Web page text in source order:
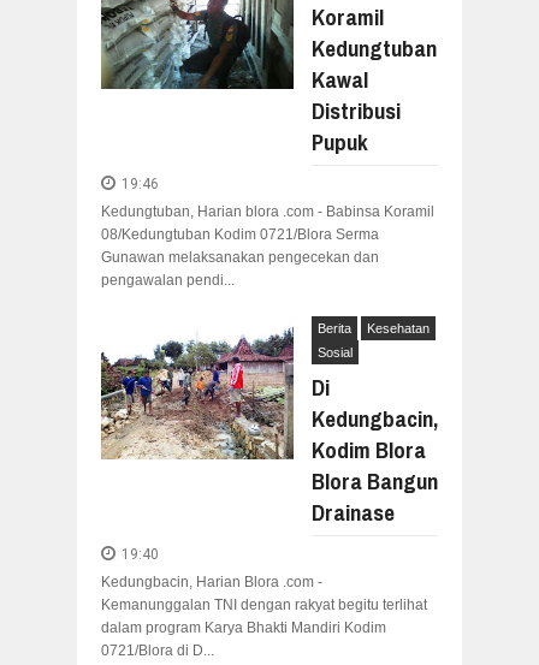
Koramil
Kedungtuban
Kawal
Distribusi
Pupuk
19:46
Kedungtuban, Harian blora .com - Babinsa Koramil
08/Kedungtuban Kodim 0721/Blora Serma
Gunawan melaksanakan pengecekan dan
pengawalan pendi...
Berita
Kesehatan
Sosial
Di
Kedungbacin,
Kodim Blora
Blora Bangun
Drainase
19:40
Kedungbacin, Harian Blora .com -
Kemanunggalan TNI dengan rakyat begitu terlihat
dalam program Karya Bhakti Mandiri Kodim
0721/Blora di D...